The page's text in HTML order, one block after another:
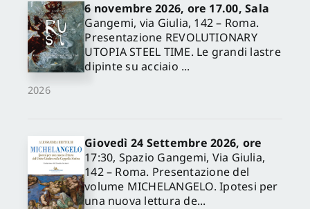
2026
6 novembre 2026, ore 17.00, Sala
Gangemi, via Giulia, 142 – Roma.
Presentazione REVOLUTIONARY
UTOPIA STEEL TIME. Le grandi lastre
dipinte su acciaio ...
Giovedì 24 Settembre 2026, ore
17:30, Spazio Gangemi, Via Giulia,
142 – Roma. Presentazione del
volume MICHELANGELO. Ipotesi per
una nuova lettura de...